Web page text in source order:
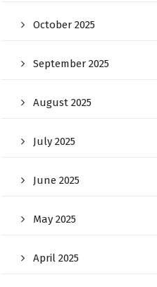
October 2025
September 2025
August 2025
July 2025
June 2025
May 2025
April 2025